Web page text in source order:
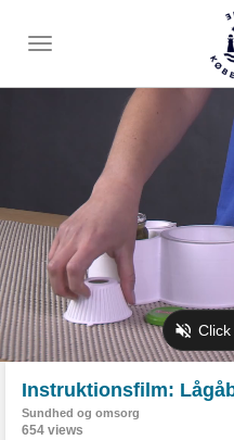
Toggle
Instruktionsfilm:
Sundhed og omsorg
654 views